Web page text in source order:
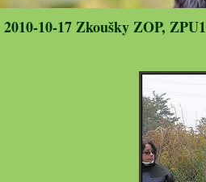
2010-10-17 Zkoušky ZOP, ZPU1